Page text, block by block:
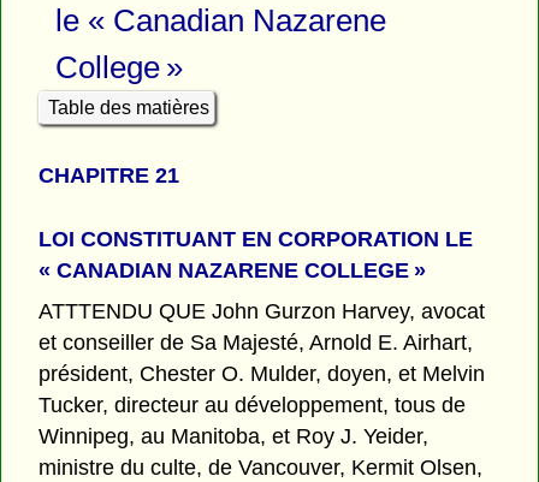
le « Canadian Nazarene
College »
Table des matières
CHAPITRE 21
LOI CONSTITUANT EN CORPORATION LE
« CANADIAN NAZARENE COLLEGE »
ATTTENDU QUE John Gurzon Harvey, avocat
et conseiller de Sa Majesté, Arnold E. Airhart,
président, Chester O. Mulder, doyen, et Melvin
Tucker, directeur au développement, tous de
Winnipeg, au Manitoba, et Roy J. Yeider,
ministre du culte, de Vancouver, Kermit Olsen,